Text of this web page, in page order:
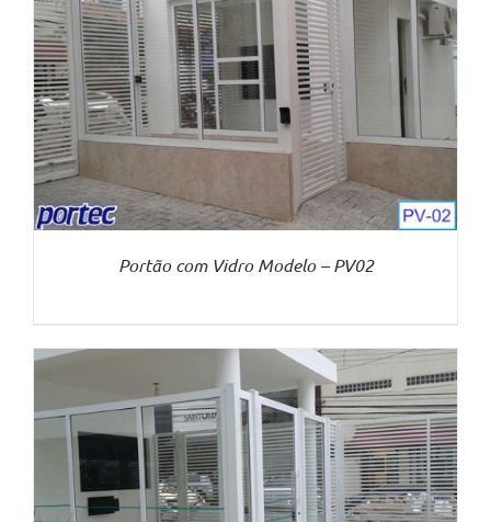
Portão com Vidro Modelo – PV02